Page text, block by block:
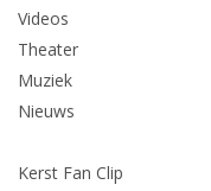
Videos
Theater
Muziek
Nieuws
Kerst Fan Clip